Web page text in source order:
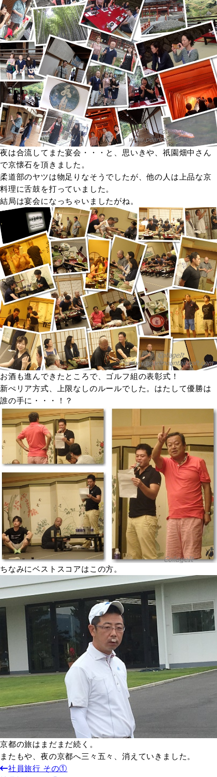
夜は合流してまた宴会・・・と、思いきや、祇園畑中さん
で京懐石を頂きました。
柔道部のヤツは物足りなそうでしたが、他の人は上品な京
料理に舌鼓を打っていました。
結局は宴会になっちゃいましたがね。
お酒も進んできたところで、ゴルフ組の表彰式！
新ぺリア方式、上限なしのルールでした。はたして優勝は
誰の手に・・・！？
ちなみにベストスコアはこの方。
京都の旅はまだまだ続く。
またもや、夜の京都へ三々五々、消えていきました。
社員旅行 その①